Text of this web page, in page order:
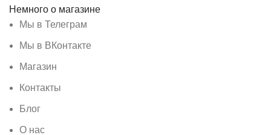
Немного о магазине
Мы в Телеграм
Мы в ВКонтакте
Магазин
Контакты
Блог
О нас